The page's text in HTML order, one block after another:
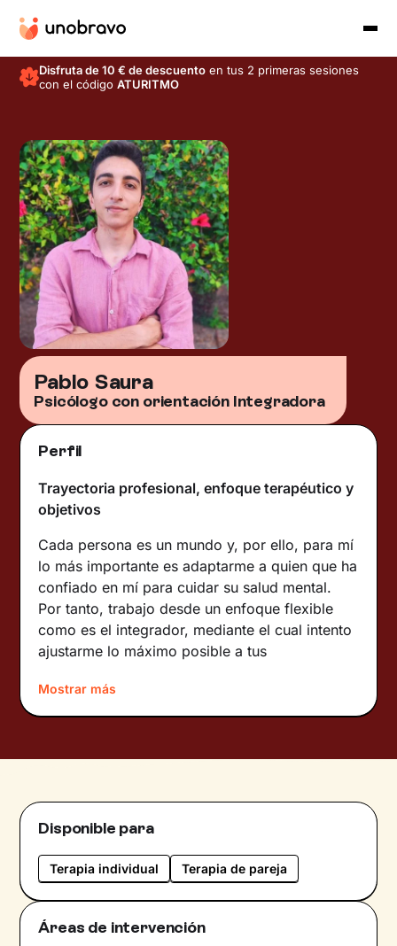
Disfruta de 10 € de descuento en tus 2 primeras sesiones
con el códigoATURITMO
Pablo Saura
Psicólogo con orientación Integradora
Perfil
Trayectoria profesional, enfoque terapéutico y
objetivos
Cada persona es un mundo y, por ello, para mí
lo más importante es adaptarme a quien que ha
confiado en mí para cuidar su salud mental.
Por tanto, trabajo desde un enfoque flexible
como es el integrador, mediante el cual intento
ajustarme lo máximo posible a tus
dificultad que presentes. En nuestras primeras
sesiones, investigaremos los elementos que
de tu dificultad. Una vez seamos conscientes
nuevos recursos, así como potencies los que
ya tienes, para conseguir los objetivos que
espacio acogedor y libre de juicios donde
puedas expresarte y sentirte a gusto.
Sobre mí
Mostrar más
Disponible para
Terapia individual Terapia de pareja
Áreas de intervención